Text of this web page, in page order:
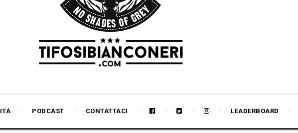
PODCAST CONTATTACI LEADERBOARD